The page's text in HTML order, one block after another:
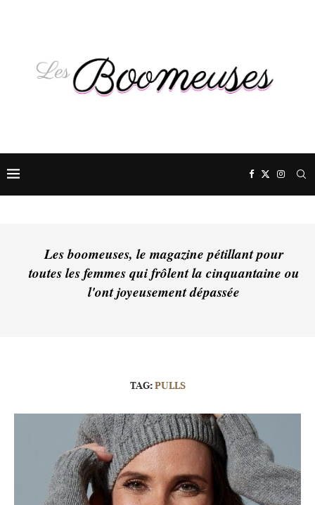
Les boomeuses, le magazine pétillant pour
toutes les femmes qui frôlent la cinquantaine ou
l'ont joyeusement dépassée
TAG:PULLS